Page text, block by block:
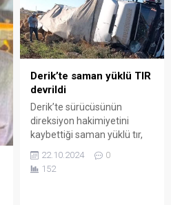
Derik’te saman yüklü TIR
devrildi
Derik’te sürücüsünün
direksiyon hakimiyetini
kaybettiği saman yüklü tır,
kişi yaralandı.
22.10.2024
0
152